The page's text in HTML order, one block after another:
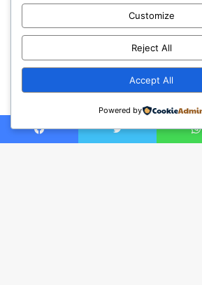
Facebook Twitter WhatsApp
Customize
Reject All
Accept All
Powered by